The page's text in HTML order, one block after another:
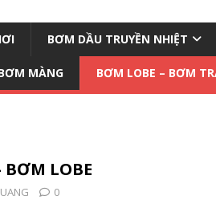
BƠM DẦU TRUYỀN NHIỆT
MÀNG BƠM LOBE – BƠM
BƠM LOBE
0